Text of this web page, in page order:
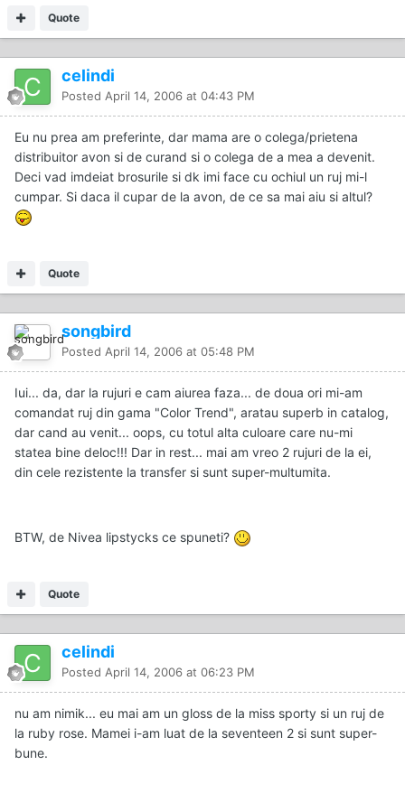
Quote
celindi
Posted April 14, 2006 at 04:43 PM
Eu nu prea am preferinte, dar mama are o colega/prietena
distribuitor avon si de curand si o colega de a mea a devenit.
Deci vad imdeiat brosurile si dk imi face cu ochiul un ruj mi-l
cumpar. Si daca il cupar de la avon, de ce sa mai aiu si altul?
Quote
songbird
Posted April 14, 2006 at 05:48 PM
Iui... da, dar la rujuri e cam aiurea faza... de doua ori mi-am
comandat ruj din gama "Color Trend", aratau superb in catalog,
dar cand au venit... oops, cu totul alta culoare care nu-mi
statea bine deloc!!! Dar in rest... mai am vreo 2 rujuri de la ei,
din cele rezistente la transfer si sunt super-multumita.
BTW, de Nivea lipstycks ce spuneti?
Quote
celindi
Posted April 14, 2006 at 06:23 PM
nu am nimik... eu mai am un gloss de la miss sporty si un ruj de
la ruby rose. Mamei i-am luat de la seventeen 2 si sunt super-
bune.